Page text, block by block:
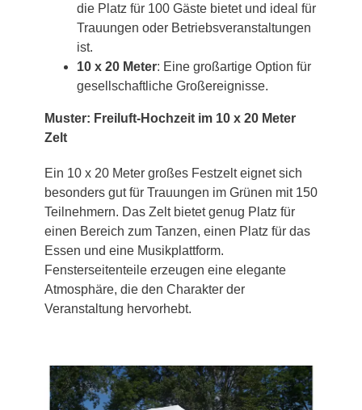
die Platz für 100 Gäste bietet und ideal für
Trauungen oder Betriebsveranstaltungen
ist.
10 x 20 Meter: Eine großartige Option für
gesellschaftliche Großereignisse.
Muster: Freiluft-Hochzeit im 10 x 20 Meter
Zelt
Ein 10 x 20 Meter großes Festzelt eignet sich
besonders gut für Trauungen im Grünen mit 150
Teilnehmern. Das Zelt bietet genug Platz für
einen Bereich zum Tanzen, einen Platz für das
Essen und eine Musikplattform.
Fensterseitenteile erzeugen eine elegante
Atmosphäre, die den Charakter der
Veranstaltung hervorhebt.